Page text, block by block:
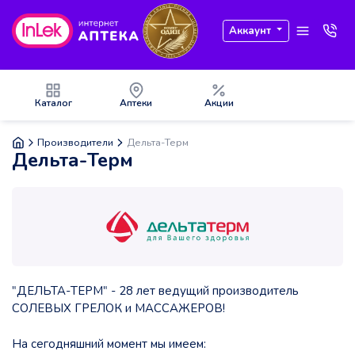
Аккаунт
Каталог Аптеки Акции
Производители Дельта-Терм
Дельта-Терм
"ДЕЛЬТА-ТЕРМ" - 28 лет ведущий производитель
СОЛЕВЫХ ГРЕЛОК и МАССАЖЕРОВ!
На сегодняшний момент мы имеем: